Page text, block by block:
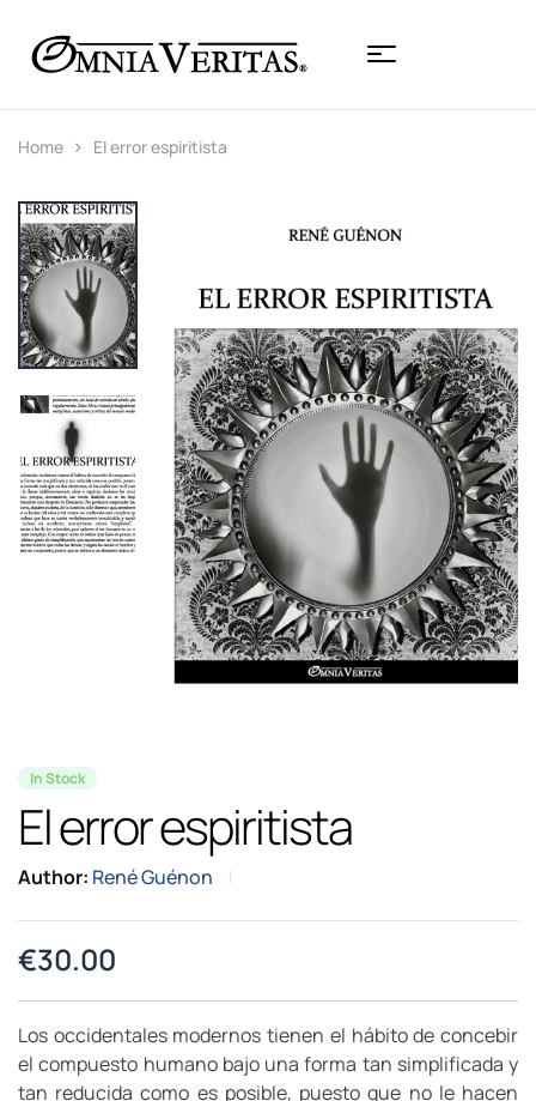
Home El error espiritista
In Stock
El error espiritista
Author: René Guénon
€30.00
Los occidentales modernos tienen el hábito de concebir
el compuesto humano bajo una forma tan simplificada y
tan reducida como es posible, puesto que no le hacen